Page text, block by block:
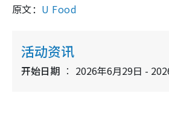
原文： U Food
活动资讯
开始日期 2026年6月29日 -